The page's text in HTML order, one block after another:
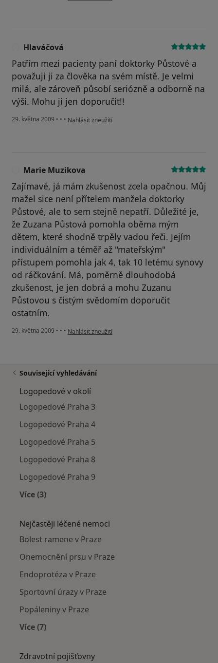
Hlaváčová
Patřím mezi pacienty paní doktorky Půstové a
považuji ji za člověka na svém místě. Je velmi
milá, ale zároveň působí seriózně a odborně na
výši. Mohu ji jen doporučit!!
29. května 2009 • • • podle názoru uživatele Hlaváčová
Nahlásit zneužití
Marie Muzikova
Zajímavé, já mám zkušenost zcela opačnou. Můj
mažel sice není přítelem manžela doktorky
Půstové, ale to sem stejně nepatří. Důležité je,
že Zuzana Půstová pomohla oběma mým
dětem, které shodně trpěly vadou řeči. Jejím
individuálním a téměř až "mateřským"
přístupem pomohla jak 4, tak 10 letému synovy
od ráčkování. Má, poměrně dlouhodobá
zkušenost, je jen dobrá a mohu Zuzanu
Půstovou s čistým svědomím doporučit
ostatním.
29. května 2009 • • • podle názoru uživatele Marie Muzikova
Nahlásit zneužití
Související vyhledávání
Logopedové v okolí
Logopedové Praha 3
Logopedové Praha 4
Logopedové Praha 5
Logopedové Praha 8
Logopedové Praha 9
Více (3)
Nejčastěji léčené nemoci
Bolest ramene v Praze
Onemocnění prsu v Praze
Endoprotéza v Praze
Sportovní úrazy v Praze
Popáleniny v Praze
Více (7)
Zdravotní pojišťovny